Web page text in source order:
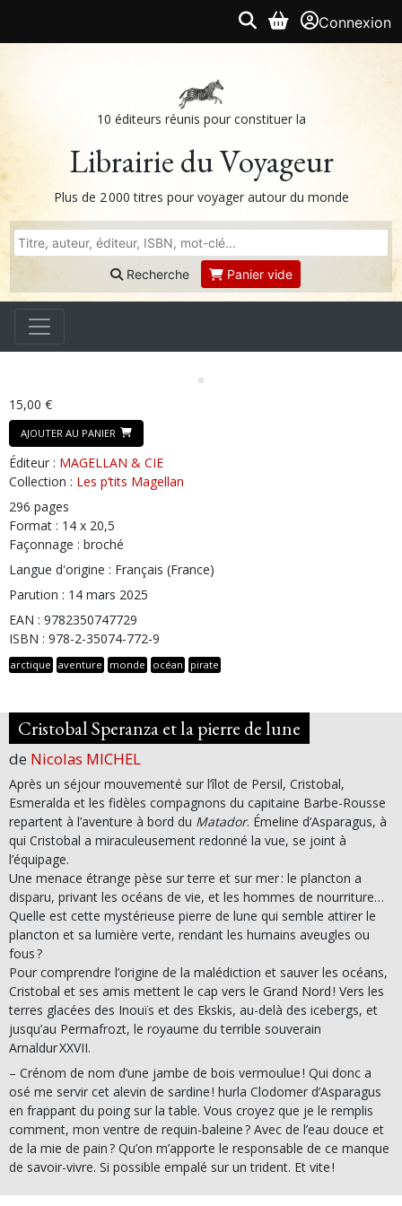
Connexion
10 éditeurs réunis pour constituer la
Librairie du Voyageur
Plus de 2 000 titres pour voyager autour du monde
Recherche Panier vide
15,00 €
AJOUTER AU PANIER
Éditeur : MAGELLAN & CIE
Collection : Les p’tits Magellan
296 pages
Format : 14 x 20,5
Façonnage : broché
Langue d'origine : Français (France)
Parution : 14 mars 2025
EAN : 9782350747729
ISBN : 978-2-35074-772-9
arctique aventure monde océan pirate
Cristobal Speranza et la pierre de lune
de Nicolas MICHEL
Après un séjour mouvementé sur l’îlot de Persil, Cristobal,
Esmeralda et les fidèles compagnons du capitaine Barbe-Rousse
repartent à l’aventure à bord du Matador. Émeline d’Asparagus, à
qui Cristobal a miraculeusement redonné la vue, se joint à
l’équipage.
Une menace étrange pèse sur terre et sur mer : le plancton a
disparu, privant les océans de vie, et les hommes de nourriture…
Quelle est cette mystérieuse pierre de lune qui semble attirer le
plancton et sa lumière verte, rendant les humains aveugles ou
fous ?
Pour comprendre l’origine de la malédiction et sauver les océans,
Cristobal et ses amis mettent le cap vers le Grand Nord ! Vers les
terres glacées des Inouïs et des Ekskis, au-delà des icebergs, et
jusqu’au Permafrozt, le royaume du terrible souverain
Arnaldur XXVII.
– Crénom de nom d’une jambe de bois vermoulue ! Qui donc a
osé me servir cet alevin de sardine ! hurla Clodomer d’Asparagus
en frappant du poing sur la table. Vous croyez que je le remplis
comment, mon ventre de requin-baleine ? Avec de l’eau douce et
de la mie de pain ? Qu’on m’apporte le responsable de ce manque
de savoir-vivre. Si possible empalé sur un trident. Et vite !